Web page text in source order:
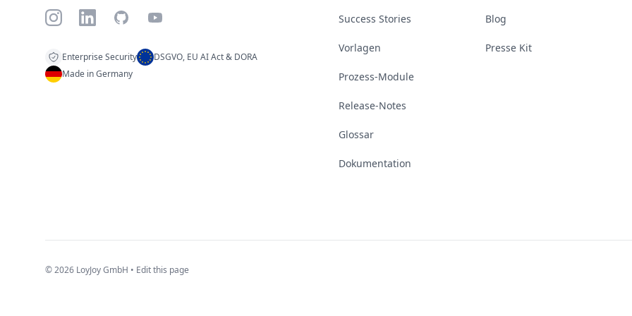
InstagramLinkedInGitHubYouTube
Enterprise Security
DSGVO, EU AI Act & DORA
Made in Germany
Success Stories
Vorlagen
Prozess-Module
Release-Notes
Glossar
Dokumentation
Blog
Presse Kit
© 2026 LoyJoy GmbH • Edit this page